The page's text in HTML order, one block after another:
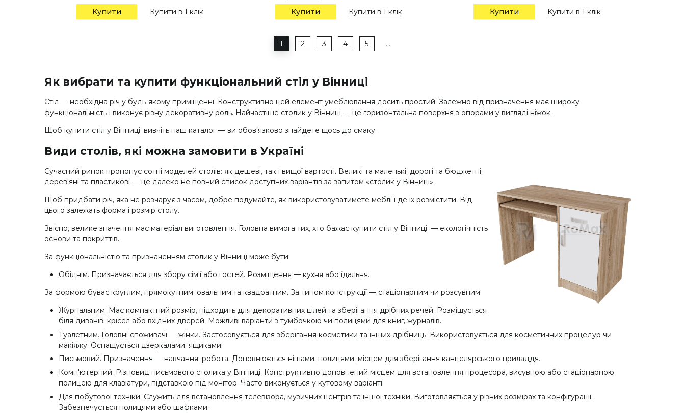
Купити Купити в 1 клік Купити Купити в 1 клік Купити Купити в 1 клік
1 2 3 4 5 …
Як вибрати та купити функціональний стіл у Вінниці
Стіл — необхідна річ у будь-якому приміщенні. Конструктивно цей елемент умеблювання досить простий. Залежно від призначення має широку
функціональність і виконує різну декоративну роль. Найчастіше столик у Вінниці — це горизонтальна поверхня з опорами у вигляді ніжок.
Щоб купити стіл у Вінниці, вивчіть наш каталог — ви обов'язково знайдете щось до смаку.
Види столів, які можна замовити в Україні
Сучасний ринок пропонує сотні моделей столів: як дешеві, так і вищої вартості. Великі та маленькі, дорогі та бюджетні,
дерев'яні та пластикові — це далеко не повний список доступних варіантів за запитом «столик у Вінниці».
Щоб придбати річ, яка не розчарує з часом, добре подумайте, як використовуватимете меблі і де їх розмістити. Від
цього залежать форма і розмір столу.
Звісно, ​​велике значення має матеріал виготовлення. Головна вимога тих, хто бажає купити стіл у Вінниці, — екологічність
основи та покриттів.
За функціональністю та призначенням столик у Вінниці може бути:
Обіднім. Призначається для збору сім'ї або гостей. Розміщення — кухня або їдальня.
За формою буває круглим, прямокутним, овальним та квадратним. За типом конструкції — стаціонарним чи розсувним.
Журнальним. Має компактний розмір, підходить для декоративних цілей та зберігання дрібних речей. Розміщується
біля диванів, крісел або вхідних дверей. Можливі варіанти з тумбочкою чи полицями для книг, журналів.
Туалетним. Головні споживачі — жінки. Застосовується для зберігання косметики та інших дрібниць. Використовується для косметичних процедур чи
макіяжу. Оснащується дзеркалами, ящиками.
Письмовий. Призначення — навчання, робота. Доповнюється нішами, полицями, місцем для зберігання канцелярського приладдя.
Комп'ютерний. Різновид письмового столика у Вінниці. Конструктивно доповнений місцем для встановлення процесора, висувною або стаціонарною
полицею для клавіатури, підставкою під монітор. Часто виконується у кутовому варіанті.
Для побутової техніки. Служить для встановлення телевізора, музичних центрів та іншої техніки. Виготовляється у різних розмірах та конфігурації.
Забезпечується полицями або шафками.